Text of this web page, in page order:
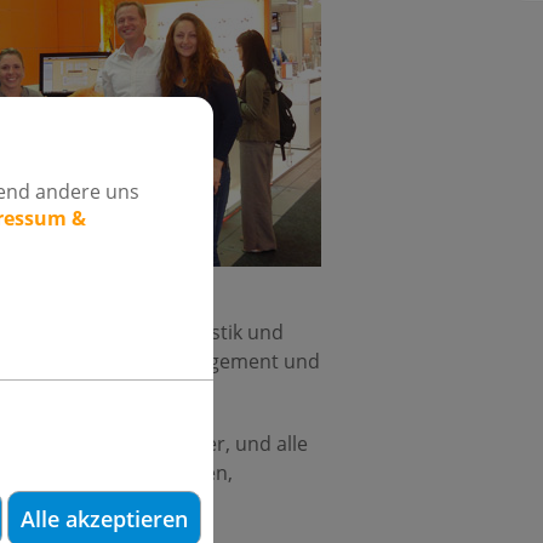
andere uns
&
Alle akzeptieren
Einheiten, Diagnostik und
sowie Management und
wie Zahntechniker, und alle
mit Hersteller-neutralen,